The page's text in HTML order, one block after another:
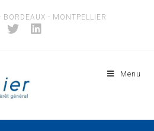
BORDEAUX - MONTPELLIER
Menu